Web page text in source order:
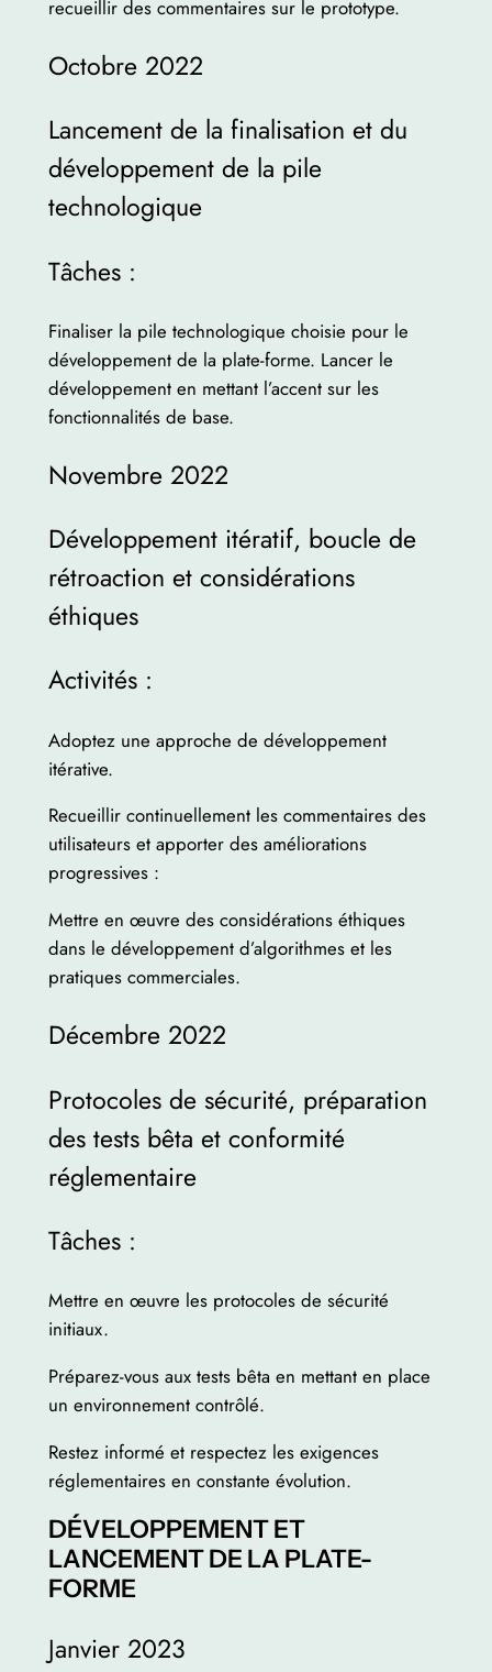
recueillir des commentaires sur le prototype.
Octobre 2022
Lancement de la finalisation et du
développement de la pile
technologique
Tâches :
Finaliser la pile technologique choisie pour le
développement de la plate-forme. Lancer le
développement en mettant l’accent sur les
fonctionnalités de base.
Novembre 2022
Développement itératif, boucle de
rétroaction et considérations
éthiques
Activités :
Adoptez une approche de développement
itérative.
Recueillir continuellement les commentaires des
utilisateurs et apporter des améliorations
progressives :
Mettre en œuvre des considérations éthiques
dans le développement d’algorithmes et les
pratiques commerciales.
Décembre 2022
Protocoles de sécurité, préparation
des tests bêta et conformité
réglementaire
Tâches :
Mettre en œuvre les protocoles de sécurité
initiaux.
Préparez-vous aux tests bêta en mettant en place
un environnement contrôlé.
Restez informé et respectez les exigences
réglementaires en constante évolution.
DÉVELOPPEMENT ET
LANCEMENT DE LA PLATE-
FORME
Janvier 2023